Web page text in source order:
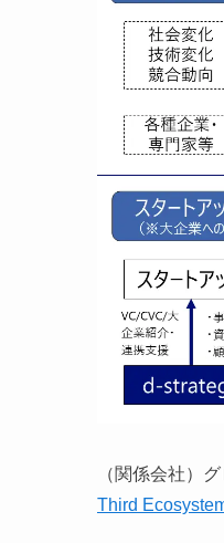
（関係会社）
Third